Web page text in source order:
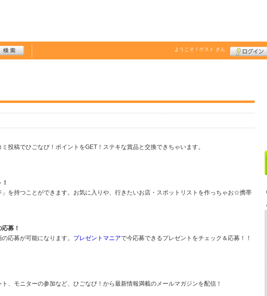
ようこそ！ ゲスト さん
投稿でひごなび！ポイントをGET！ステキな賞品と交換できちゃいます。
」を持つことができます。お気に入りや、行きたいお店・スポットリストを作っちゃお☆携帯
募！
応募が可能になります。 プレゼントマニアで今応募できるプレゼントをチェック＆応募！！
、モニターの参加など、ひごなび！から最新情報満載のメールマガジンを配信！